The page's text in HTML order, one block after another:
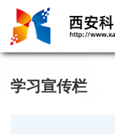
学习宣传栏